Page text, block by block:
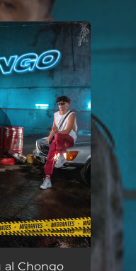
02:18
al Chongo